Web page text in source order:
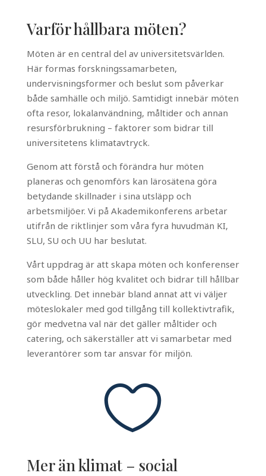
Varför hållbara möten?
Möten är en central del av universitetsvärlden.
Här formas forskningssamarbeten,
undervisningsformer och beslut som påverkar
både samhälle och miljö. Samtidigt innebär möten
ofta resor, lokalanvändning, måltider och annan
resursförbrukning – faktorer som bidrar till
universitetens klimatavtryck.
Genom att förstå och förändra hur möten
planeras och genomförs kan lärosätena göra
betydande skillnader i sina utsläpp och
arbetsmiljöer. Vi på Akademikonferens arbetar
utifrån de riktlinjer som våra fyra huvudmän KI,
SLU, SU och UU har beslutat.
Vårt uppdrag är att skapa möten och konferenser
som både håller hög kvalitet och bidrar till hållbar
utveckling. Det innebär bland annat att vi väljer
möteslokaler med god tillgång till kollektivtrafik,
gör medvetna val när det gäller måltider och
catering, och säkerställer att vi samarbetar med
leverantörer som tar ansvar för miljön.

Mer än klimat – social